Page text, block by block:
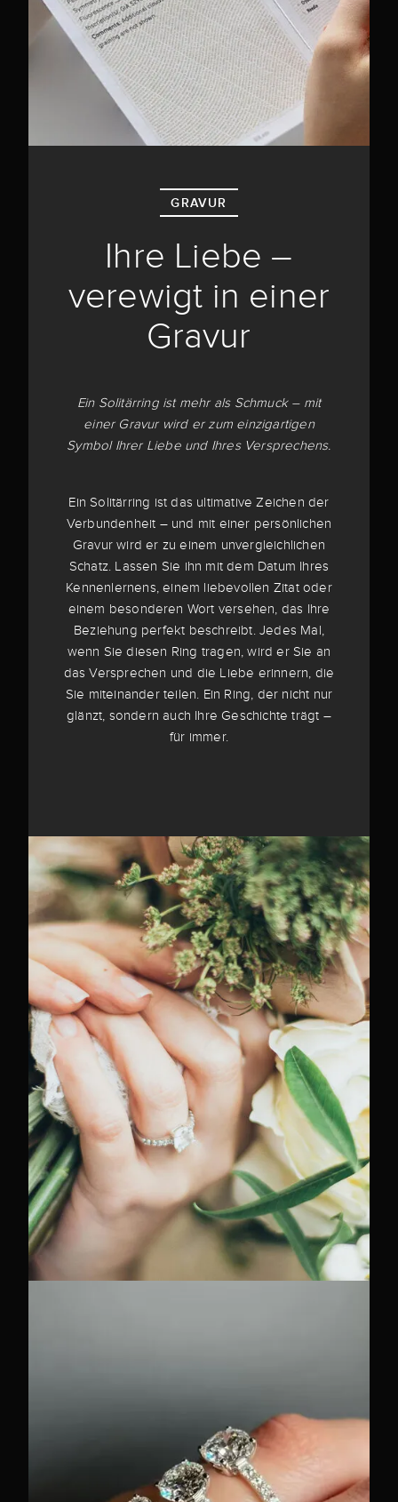
GRAVUR
Ihre Liebe –
verewigt in einer
Gravur
Ein Solitärring ist mehr als Schmuck – mit
einer Gravur wird er zum einzigartigen
Symbol Ihrer Liebe und Ihres Versprechens.
Ein Solitärring ist das ultimative Zeichen der
Verbundenheit – und mit einer persönlichen
Gravur wird er zu einem unvergleichlichen
Schatz. Lassen Sie ihn mit dem Datum Ihres
Kennenlernens, einem liebevollen Zitat oder
einem besonderen Wort versehen, das Ihre
Beziehung perfekt beschreibt. Jedes Mal,
wenn Sie diesen Ring tragen, wird er Sie an
das Versprechen und die Liebe erinnern, die
Sie miteinander teilen. Ein Ring, der nicht nur
glänzt, sondern auch Ihre Geschichte trägt –
für immer.